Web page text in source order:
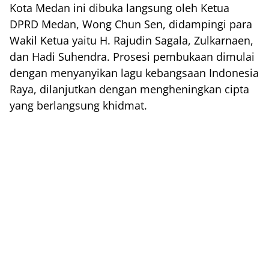
Kota Medan ini dibuka langsung oleh Ketua
DPRD Medan, Wong Chun Sen, didampingi para
Wakil Ketua yaitu H. Rajudin Sagala, Zulkarnaen,
dan Hadi Suhendra. Prosesi pembukaan dimulai
dengan menyanyikan lagu kebangsaan Indonesia
Raya, dilanjutkan dengan mengheningkan cipta
yang berlangsung khidmat.